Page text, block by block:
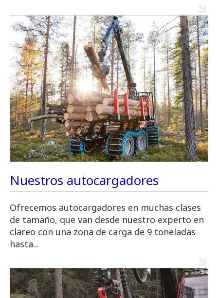
Nuestros autocargadores
Ofrecemos autocargadores en muchas clases
de tamaño, que van desde nuestro experto en
clareo con una zona de carga de 9 toneladas
hasta...